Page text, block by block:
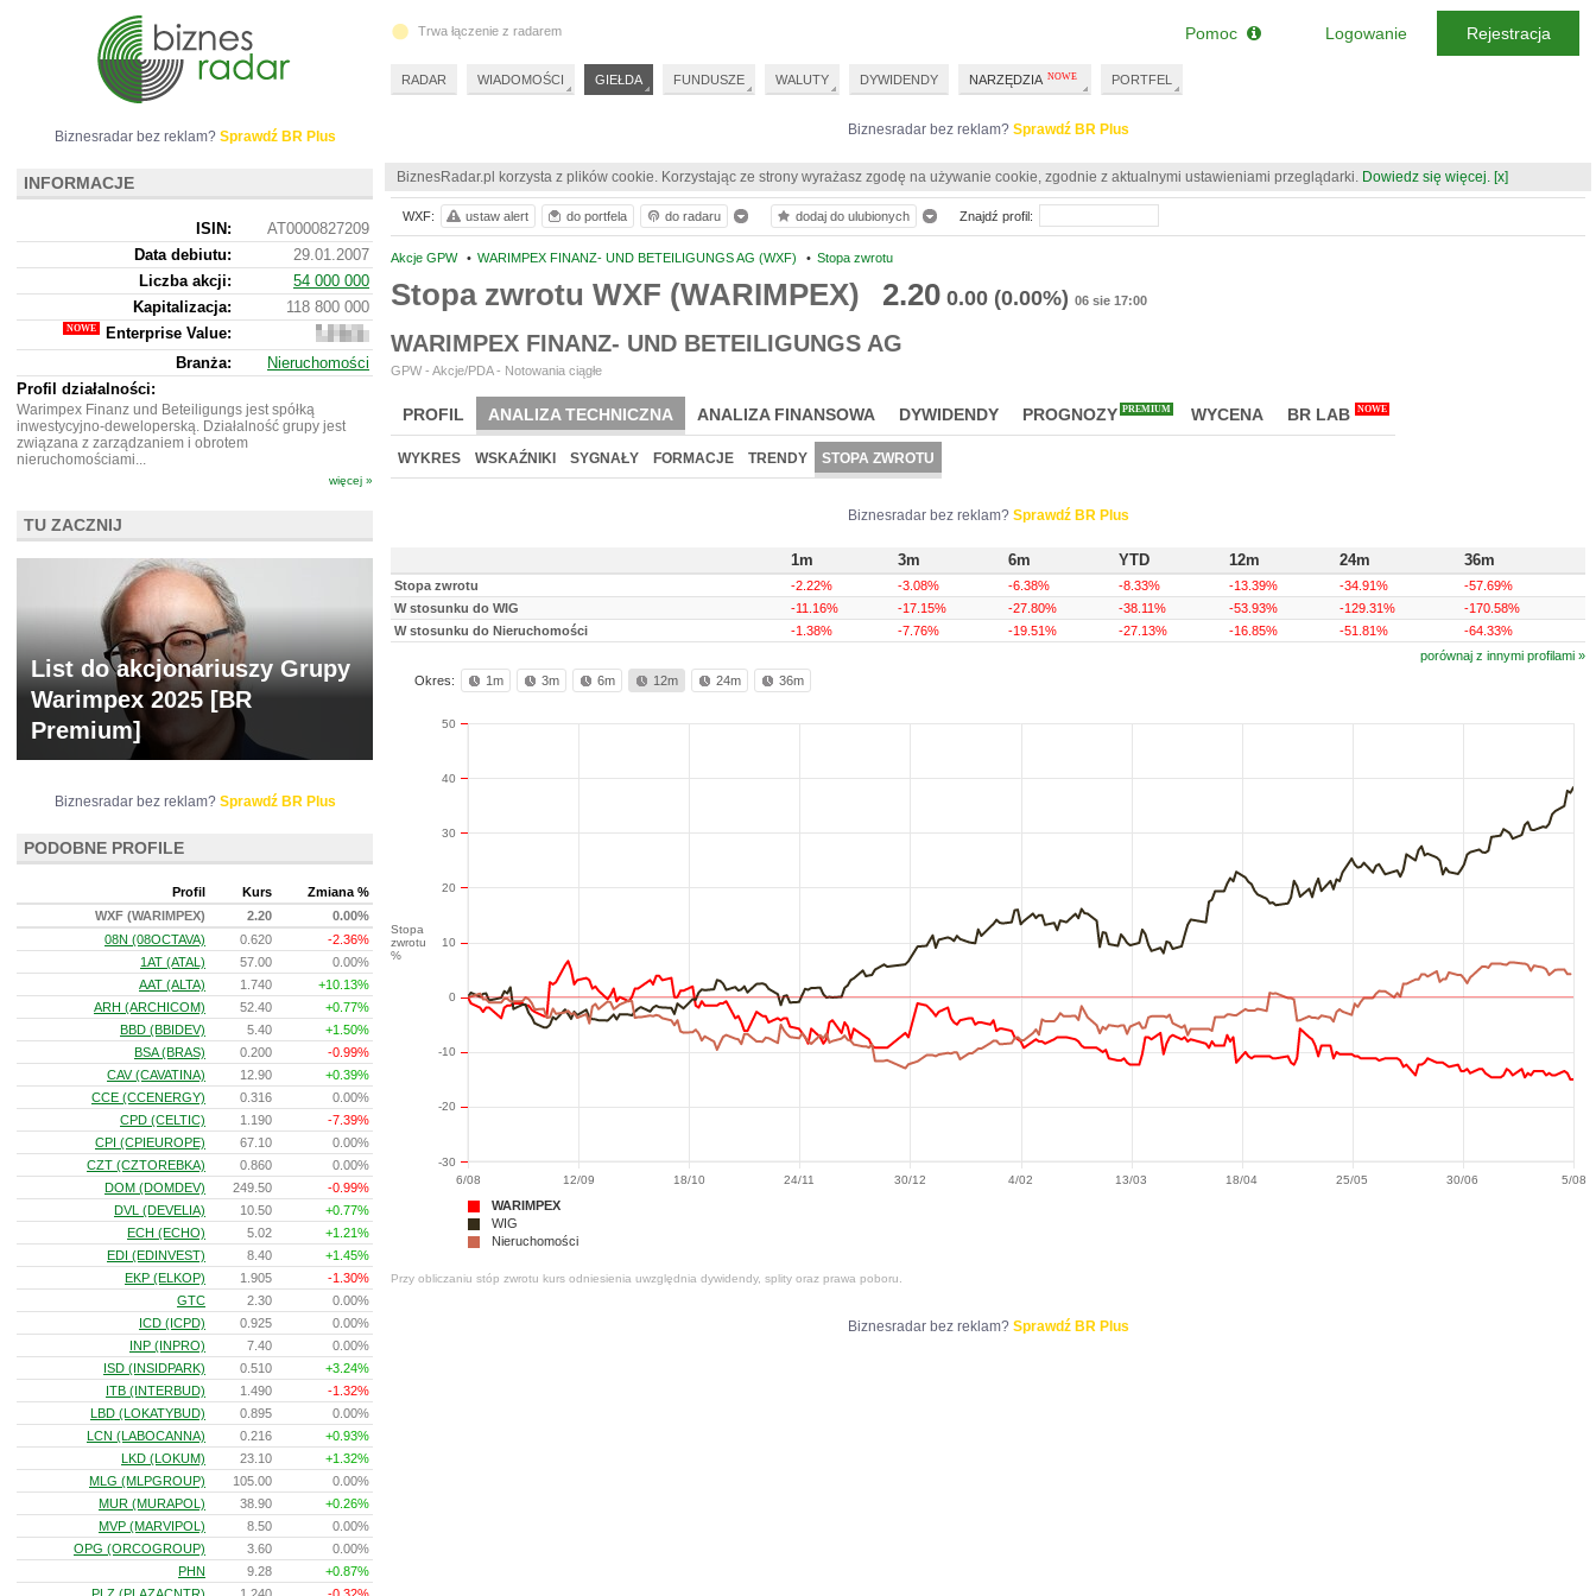
Biznesradar bez reklam? Sprawdź BR Plus
BiznesRadar.pl korzysta z plików cookie. Korzystając ze strony wyrażasz zgodę na używanie cookie, zgodnie z aktualnymi ustawieniami przeglądarki. Dowiedz się więcej. [x]
Akcje GPW • WARIMPEX FINANZ- UND BETEILIGUNGS AG (WXF) • Stopa zwrotu
Stopa zwrotu WXF (WARIMPEX) 2.20 0.00 (0.00%) 06 sie 17:00
WARIMPEX FINANZ- UND BETEILIGUNGS AG
GPW - Akcje/PDA - Notowania ciągłe
PROFIL ANALIZA TECHNICZNA ANALIZA FINANSOWA DYWIDENDY PROGNOZY PREMIUM WYCENA BR LAB NOWE
WYKRES WSKAŹNIKI SYGNAŁY FORMACJE TRENDY STOPA ZWROTU
Biznesradar bez reklam? Sprawdź BR Plus
1m 3m 6m YTD 12m 24m 36m
Stopa zwrotu -2.22% -3.08% -6.38% -8.33% -13.39% -34.91%
-57.69%
W stosunku do WIG
-11.16% -17.15% -27.80% -38.11% -53.93% -129.31%
-170.58%
W stosunku do Nieruchomości
-1.38% -7.76% -19.51% -27.13% -16.85% -51.81%
-64.33%
porównaj z innymi profilami »
Okres:
1m 3m 6m 12m 24m 36m
6/08 12/09 18/10 24/11 30/12 4/02 13/03 18/04 25/05 30/06 5/08
Stopa
zwrotu
%
-30
-20
-10
0
10
20
30
40
50
WARIMPEX
WIG
Nieruchomości
Przy obliczaniu stóp zwrotu kurs odniesienia uwzględnia dywidendy, splity oraz prawa poboru.
Biznesradar bez reklam? Sprawdź BR Plus
WXF: ustaw alert do portfela do radaru dodaj do ulubionych Znajdź profil:
Biznesradar bez reklam? Sprawdź BR Plus
INFORMACJE
ISIN:
AT0000827209
Data debiutu:
29.01.2007
Liczba akcji:
54 000 000
Kapitalizacja:
118 800 000
Enterprise Value:
743
983
877
Branża:
Nieruchomości
Profil działalności:
Warimpex Finanz und Beteiligungs jest spółką
inwestycyjno-deweloperską. Działalność grupy jest
związana z zarządzaniem i obrotem
nieruchomościami...
więcej »
TU ZACZNIJ
List do akcjonariuszy Grupy
Warimpex 2025 [BR
Premium]
Biznesradar bez reklam? Sprawdź BR Plus
PODOBNE PROFILE
Profil Kurs
Zmiana %
WXF (WARIMPEX)
2.20
0.00%
08N (08OCTAVA)
0.620
-2.36%
1AT (ATAL)
57.00
0.00%
AAT (ALTA)
1.740
+10.13%
ARH (ARCHICOM)
52.40
+0.77%
BBD (BBIDEV)
5.40
+1.50%
BSA (BRAS)
0.200
-0.99%
CAV (CAVATINA)
12.90
+0.39%
CCE (CCENERGY)
0.316
0.00%
CPD (CELTIC)
1.190
-7.39%
CPI (CPIEUROPE)
67.10
0.00%
CZT (CZTOREBKA)
0.860
0.00%
DOM (DOMDEV)
249.50
-0.99%
DVL (DEVELIA)
10.50
+0.77%
ECH (ECHO)
5.02
+1.21%
EDI (EDINVEST)
8.40
+1.45%
EKP (ELKOP)
1.905
-1.30%
GTC
2.30
0.00%
ICD (ICPD)
0.925
0.00%
INP (INPRO)
7.40
0.00%
ISD (INSIDPARK)
0.510
+3.24%
ITB (INTERBUD)
1.490
-1.32%
LBD (LOKATYBUD)
0.895
0.00%
LCN (LABOCANNA)
0.216
+0.93%
LKD (LOKUM)
23.10
+1.32%
MLG (MLPGROUP)
105.00
0.00%
MUR (MURAPOL)
38.90
+0.26%
MVP (MARVIPOL)
8.50
0.00%
OPG (ORCOGROUP)
3.60
0.00%
PHN
9.28
+0.87%
Trwa łączenie z radarem
RADAR WIADOMOŚCI GIEŁDA FUNDUSZE WALUTY DYWIDENDY NARZĘDZIA PORTFEL
Pomoc Logowanie Rejestracja